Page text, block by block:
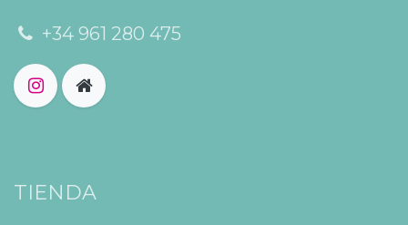
+34 961 280 475
TIENDA